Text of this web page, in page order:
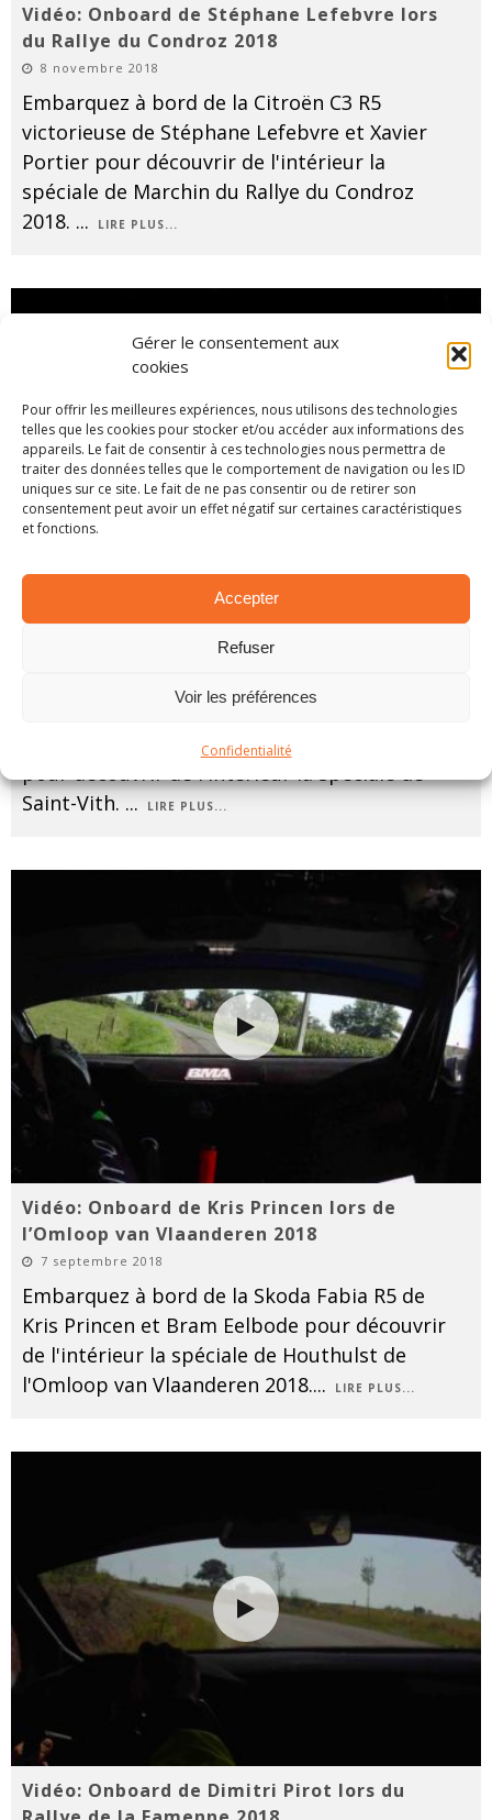
Gérer le consentement aux
cookies
Pour offrir les meilleures expériences, nous utilisons des technologies
telles que les cookies pour stocker et/ou accéder aux informations des
appareils. Le fait de consentir à ces technologies nous permettra de
traiter des données telles que le comportement de navigation ou les ID
uniques sur ce site. Le fait de ne pas consentir ou de retirer son
consentement peut avoir un effet négatif sur certaines caractéristiques
et fonctions.
Accepter
Refuser
Voir les préférences
Confidentialité
Vidéo: Onboard de Stéphane Lefebvre lors
du Rallye du Condroz 2018
8 novembre 2018
Embarquez à bord de la Citroën C3 R5
victorieuse de Stéphane Lefebvre et Xavier
Portier pour découvrir de l'intérieur la
spéciale de Marchin du Rallye du Condroz
2018. ... LIRE PLUS...
Vidéo: Onboard de Guillaume De Mévius lors
de l’East Belgian Rally 2018
Embarquez à bord de la Citroën C3 R5 de
Guillaume De Mévius et Martijn Wydaeghe
pour découvrir de l'intérieur la spéciale de
Saint-Vith. ... LIRE PLUS...
Vidéo: Onboard de Kris Princen lors de
l’Omloop van Vlaanderen 2018
7 septembre 2018
Embarquez à bord de la Skoda Fabia R5 de
Kris Princen et Bram Eelbode pour découvrir
de l'intérieur la spéciale de Houthulst de
l'Omloop van Vlaanderen 2018.... LIRE PLUS...
Vidéo: Onboard de Dimitri Pirot lors du